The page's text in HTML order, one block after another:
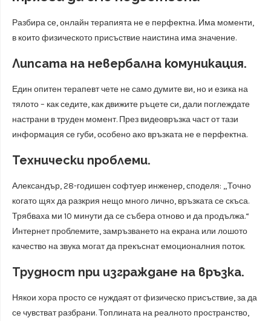
Разбира се, онлайн терапията не е перфектна. Има моменти,
в които физическото присъствие наистина има значение.
Липсата на невербална комуникация.
Един опитен терапевт чете не само думите ви, но и езика на
тялото – как седите, как движите ръцете си, дали поглеждате
настрани в труден момент. През видеовръзка част от тази
информация се губи, особено ако връзката не е перфектна.
Технически проблеми.
Александър, 28-годишен софтуер инженер, споделя: „Точно
когато щях да разкрия нещо много лично, връзката се скъса.
Трябваха ми 10 минути да се събера отново и да продължа.“
Интернет проблемите, замръзването на екрана или лошото
качество на звука могат да прекъснат емоционалния поток.
Трудност при изграждане на връзка.
Някои хора просто се нуждаят от физическо присъствие, за да
се чувстват разбрани. Топлината на реалното пространство,